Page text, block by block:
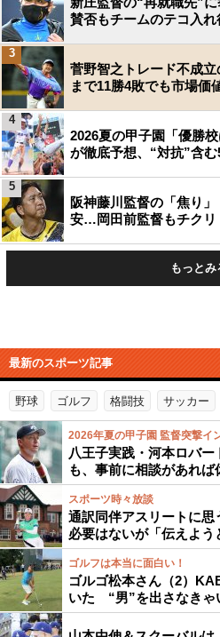
賛否もチームのテコ入
菅野智之トレード不成
まで11勝4敗でも市場価
3
2026夏の甲子園「優勝
が徹底予想、“対抗”含
4
阪神藤川監督の「焦り
安…岡田前監督もチクリ
5
もっとみ
最新のスポーツ記事
野球 ゴルフ 格闘技 サッカー
2026年夏の甲子園 監督突撃イ
八王子実践・河本ロバ
も、事前に相談があれば
スポーツ時々放談
通訳同伴アスリートに思
必要はないが「伝えよ
ゴルフは本当に面白い！
ゴルゴ松本さん（2）
いた “男”を出さなきゃ